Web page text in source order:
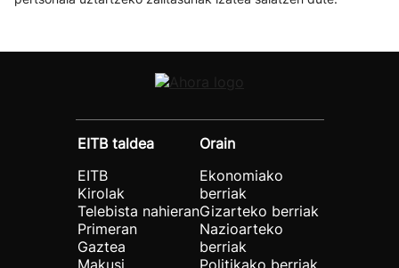
EITB taldea
EITB
Kirolak
Telebista nahieran
Primeran
Gaztea
Makusi
Orain
Ekonomiako
berriak
Gizarteko berriak
Nazioarteko
berriak
Politikako berriak